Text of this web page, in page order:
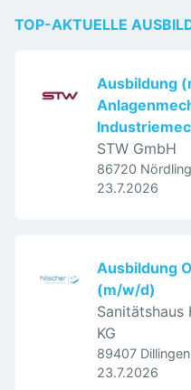
TOP-AKTUELLE
Ausbildung
STW GmbH
86720
Veröffentlicht
23.7.2026
Ausbildung
(m/w/d)
Sanitätshaus
KG
89407
Deutschland
Veröffentlicht
23.7.2026